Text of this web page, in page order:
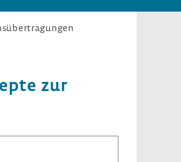
zur